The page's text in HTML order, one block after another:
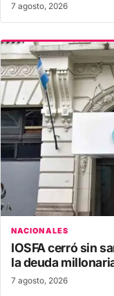
7 agosto, 2026
NACIONALES
IOSFA cerró sin
la deuda
7 agosto, 2026